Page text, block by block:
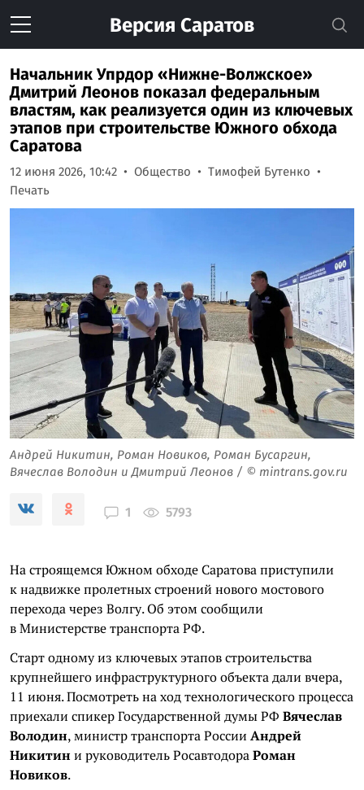
Версия Саратов
Начальник Упрдор «Нижне-Волжское»
Дмитрий Леонов показал федеральным
властям, как реализуется один из ключевых
этапов при строительстве Южного обхода
Саратова
12 июня 2026, 10:42 Общество
Тимофей Бутенко
Печать
Андрей Никитин, Роман Новиков, Роман Бусаргин,
Вячеслав Володин и Дмитрий Леонов / © mintrans.gov.ru
1 5793
На строящемся Южном обходе Саратова приступили
к надвижке пролетных строений нового мостового
перехода через Волгу. Об этом сообщили
в Министерстве транспорта РФ.
Старт одному из ключевых этапов строительства
крупнейшего инфраструктурного объекта дали вчера,
11 июня. Посмотреть на ход технологического процесса
приехали спикер Государственной думы РФ Вячеслав
Володин, министр транспорта России Андрей
Никитини руководитель РосавтодораРоман
Новиков.